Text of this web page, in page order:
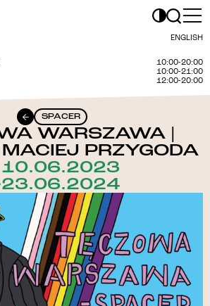
ENGLISH
10:00-20:00
10:00-21:00
12:00-20:00
SPACER
WARSZAWA |
PRZYGODA
10.06.2023